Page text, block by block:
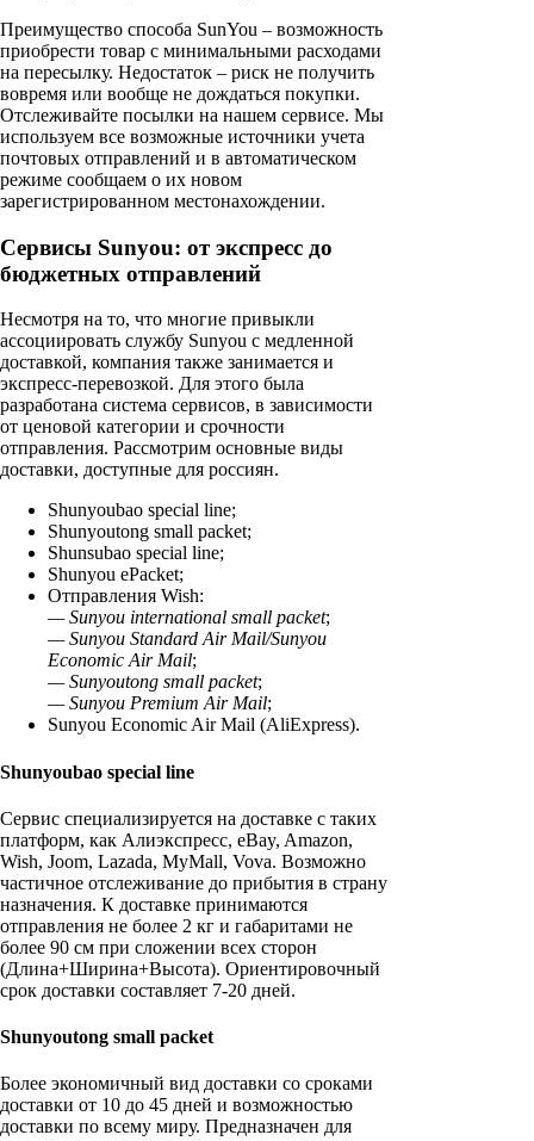
Преимущество способа SunYou – возможность
приобрести товар с минимальными расходами
на пересылку. Недостаток – риск не получить
вовремя или вообще не дождаться покупки.
Отслеживайте посылки на нашем сервисе. Мы
используем все возможные источники учета
почтовых отправлений и в автоматическом
режиме сообщаем о их новом
зарегистрированном местонахождении.
Сервисы Sunyou: от экспресс до
бюджетных отправлений
Несмотря на то, что многие привыкли
ассоциировать службу Sunyou с медленной
доставкой, компания также занимается и
экспресс-перевозкой. Для этого была
разработана система сервисов, в зависимости
от ценовой категории и срочности
отправления. Рассмотрим основные виды
доставки, доступные для россиян.
Shunyoubao special line;
Shunyoutong small packet;
Shunsubao special line;
Shunyou ePacket;
Отправления Wish:
— Sunyou international small packet;
— Sunyou Standard Air Mail/Sunyou
Economic Air Mail;
— Sunyoutong small packet;
— Sunyou Premium Air Mail;
Sunyou Economic Air Mail (AliExpress).
Shunyoubao special line
Сервис специализируется на доставке с таких
платформ, как Алиэкспресс, eBay, Amazon,
Wish, Joom, Lazada, MyMall, Vova. Возможно
частичное отслеживание до прибытия в страну
назначения. К доставке принимаются
отправления не более 2 кг и габаритами не
более 90 см при сложении всех сторон
(Длина+Ширина+Высота). Ориентировочный
срок доставки составляет 7-20 дней.
Shunyoutong small packet
Более экономичный вид доставки со сроками
доставки от 10 до 45 дней и возможностью
доставки по всему миру. Предназначен для